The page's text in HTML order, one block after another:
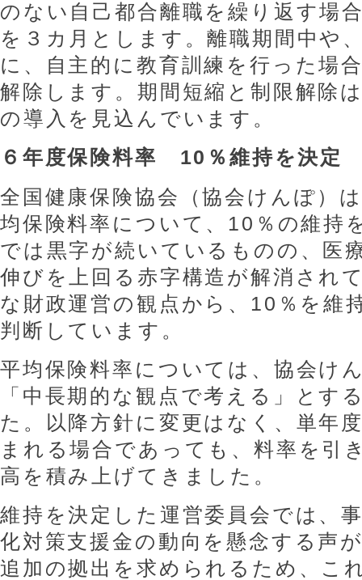
のない自己都合離職を繰り返す場
を３カ月とします。離職期間中や
に、自主的に教育訓練を行った場
解除します。期間短縮と制限解除
の導入を見込んでいます。
６年度保険料率 10％維持を決定
全国健康保険協会（協会けんぽ）
均保険料率について、10％の維持
では黒字が続いているものの、医
伸びを上回る赤字構造が解消され
な財政運営の観点から、10％を維
判断しています。
平均保険料率については、協会け
「中長期的な観点で考える」とす
た。以降方針に変更はなく、単年
まれる場合であっても、料率を引
高を積み上げてきました。
維持を決定した運営委員会では、
化対策支援金の動向を懸念する声
追加の拠出を求められるため、こ